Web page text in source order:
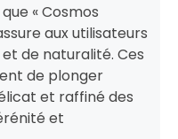
« Cosmos
aux utilisateurs
de naturalité. Ces
de plonger
et raffiné des
et